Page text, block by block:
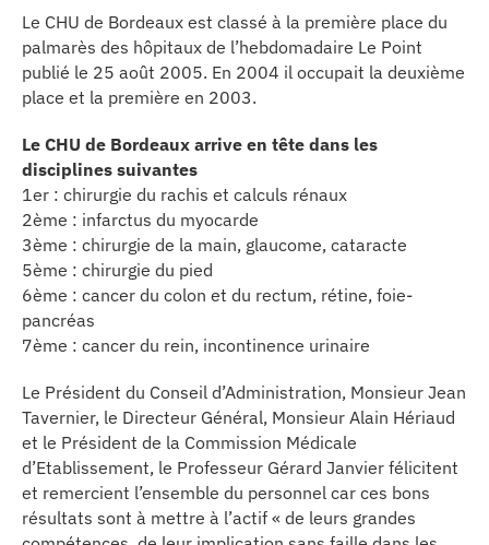
au CHU
& patrimoine
écologique
CONNECTÉ
Le CHU de Bordeaux est classé à la première place du
palmarès des hôpitaux de l’hebdomadaire Le Point
publié le 25 août 2005. En 2004 il occupait la deuxième
place et la première en 2003.
Le CHU de Bordeaux arrive en tête dans les
disciplines suivantes
1er : chirurgie du rachis et calculs rénaux
2ème : infarctus du myocarde
3ème : chirurgie de la main, glaucome, cataracte
5ème : chirurgie du pied
6ème : cancer du colon et du rectum, rétine, foie-
pancréas
7ème : cancer du rein, incontinence urinaire
Le Président du Conseil d’Administration, Monsieur Jean
Tavernier, le Directeur Général, Monsieur Alain Hériaud
et le Président de la Commission Médicale
d’Etablissement, le Professeur Gérard Janvier félicitent
et remercient l’ensemble du personnel car ces bons
résultats sont à mettre à l’actif « de leurs grandes